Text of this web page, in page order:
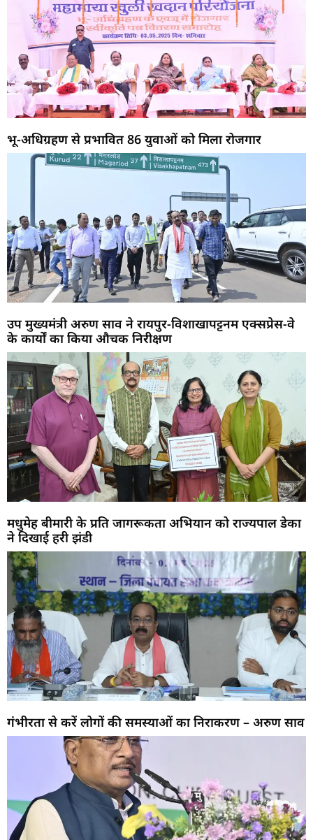
भू-अधिग्रहण से प्रभावित 86 युवाओं को मिला रोजगार
उप मुख्यमंत्री अरुण साव ने रायपुर-विशाखापट्टनम एक्सप्रेस-वे
के कार्यों का किया औचक निरीक्षण
मधुमेह बीमारी के प्रति जागरूकता अभियान को राज्यपाल डेका
ने दिखाई हरी झंडी
गंभीरता से करें लोगों की समस्याओं का निराकरण – अरुण साव